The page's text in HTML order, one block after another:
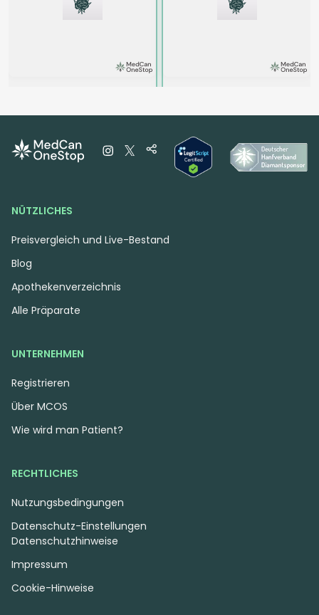
ZOIKS 33/1 LK
0(0)
THC:34,1 %
Ekolicious 27/1 GPG
0(0)
THC:27 % CBD:1%
Indica
FAAFO Cannabis 27/1
0 (0)
5.99 €
NÜTZLICHES
Preisvergleich und Live-Bestand
Blog
Apothekenverzeichnis
Alle Präparate
UNTERNEHMEN
Registrieren
Über MCOS
Wie wird man Patient?
RECHTLICHES
Nutzungsbedingungen
Datenschutzhinweise
Impressum
Cookie-Hinweise
Datenschutz-Einstellungen